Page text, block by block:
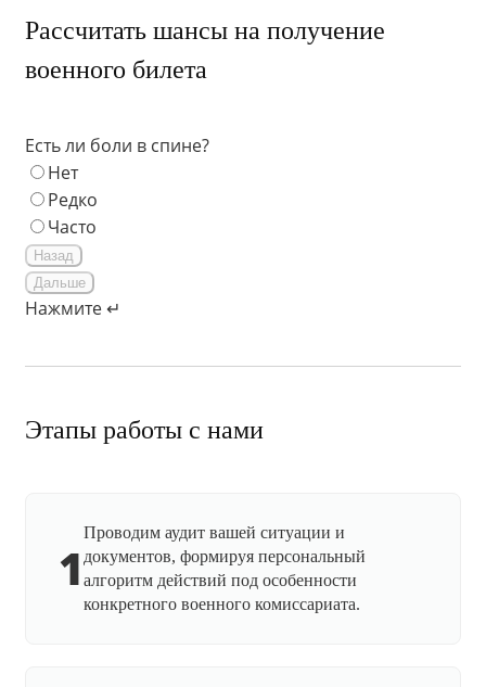
Рассчитать шансы на получение
военного билета
Есть ли боли в спине?
Нет
Редко
Часто
Назад
Дальше
Нажмите ↵
Этапы работы с нами
1
Проводим аудит вашей ситуации и
документов, формируя персональный
алгоритм действий под особенности
конкретного военного комиссариата.